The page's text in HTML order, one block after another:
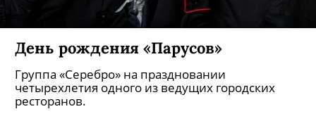
День рождения «Парусов»
Группа «Серебро» на праздновании
четырехлетия одного из ведущих городских
ресторанов.